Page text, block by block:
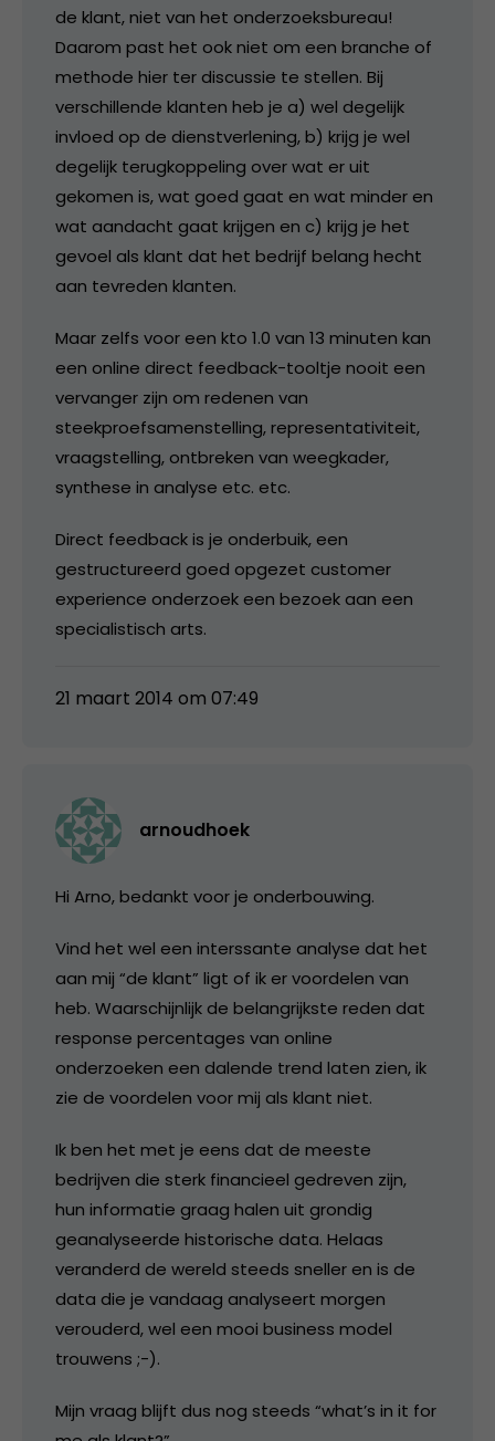
de klant, niet van het onderzoeksbureau!
Daarom past het ook niet om een branche of
methode hier ter discussie te stellen. Bij
verschillende klanten heb je a) wel degelijk
invloed op de dienstverlening, b) krijg je wel
degelijk terugkoppeling over wat er uit
gekomen is, wat goed gaat en wat minder en
wat aandacht gaat krijgen en c) krijg je het
gevoel als klant dat het bedrijf belang hecht
aan tevreden klanten.
Maar zelfs voor een kto 1.0 van 13 minuten kan
een online direct feedback-tooltje nooit een
vervanger zijn om redenen van
steekproefsamenstelling, representativiteit,
vraagstelling, ontbreken van weegkader,
synthese in analyse etc. etc.
Direct feedback is je onderbuik, een
gestructureerd goed opgezet customer
experience onderzoek een bezoek aan een
specialistisch arts.
21 maart 2014 om 07:49
arnoudhoek
Hi Arno, bedankt voor je onderbouwing.
Vind het wel een interssante analyse dat het
aan mij “de klant” ligt of ik er voordelen van
heb. Waarschijnlijk de belangrijkste reden dat
response percentages van online
onderzoeken een dalende trend laten zien, ik
zie de voordelen voor mij als klant niet.
Ik ben het met je eens dat de meeste
bedrijven die sterk financieel gedreven zijn,
hun informatie graag halen uit grondig
geanalyseerde historische data. Helaas
veranderd de wereld steeds sneller en is de
data die je vandaag analyseert morgen
verouderd, wel een mooi business model
trouwens ;-).
Mijn vraag blijft dus nog steeds “what’s in it for